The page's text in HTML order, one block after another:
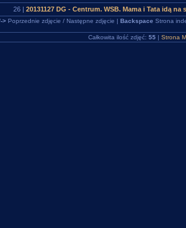
26 | 20131127 DG - Centrum. WSB. Mama i Tata idą
>Poprzednie zdjęcie / Następne zdjęcie | Backspace Strona
Całkowita ilość zdjęć: 55 | Strona